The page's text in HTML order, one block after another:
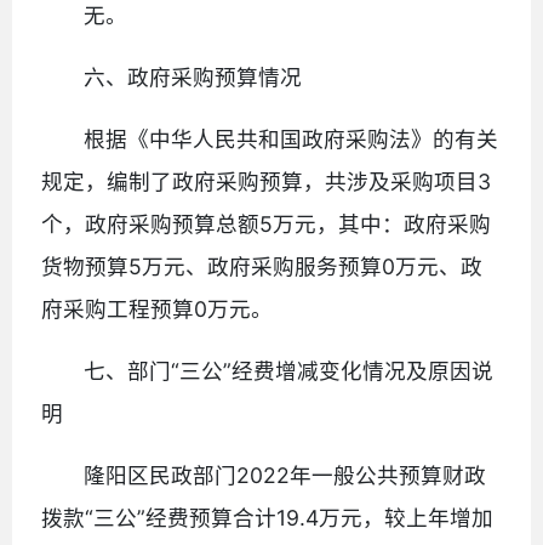
无。
六、政府采购预算情况
根据《中华人民共和国政府采购法》的有关
规定，编制了政府采购预算，共涉及采购项目3
个，政府采购预算总额5万元，其中：政府采购
货物预算5万元、政府采购服务预算0万元、政
府采购工程预算0万元。
七、部门“三公”经费增减变化情况及原因说
明
隆阳区民政部门2022年一般公共预算财政
拨款“三公”经费预算合计19.4万元，较上年增加